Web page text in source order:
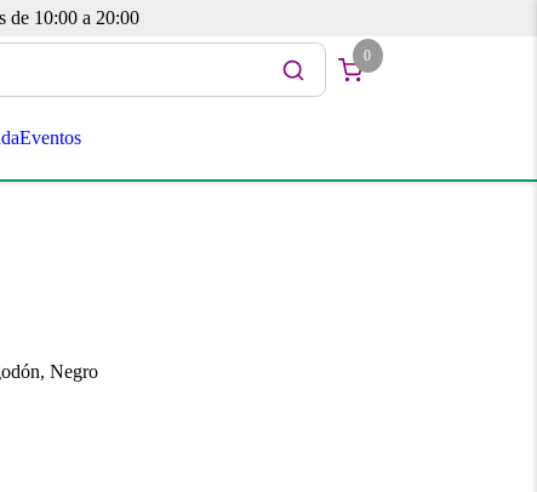
de 10:00 a 20:00
0
Eventos
Negro